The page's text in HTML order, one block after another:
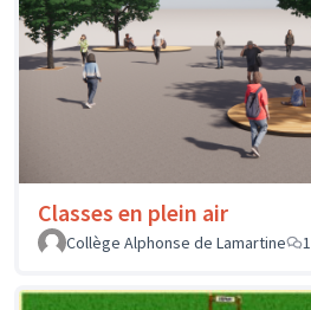
Classes en plein air
Collège Alphonse de Lamartine
1